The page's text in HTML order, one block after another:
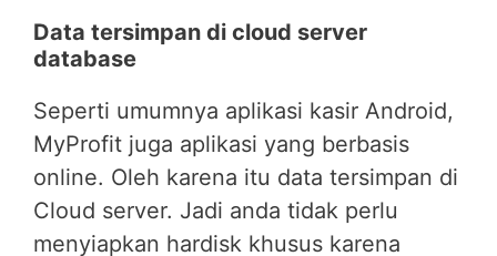
Data tersimpan di cloud server
database
Seperti umumnya aplikasi kasir Android,
MyProfit juga aplikasi yang berbasis
online. Oleh karena itu data tersimpan di
Cloud server. Jadi anda tidak perlu
menyiapkan hardisk khusus karena